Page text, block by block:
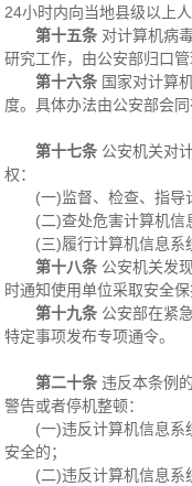
24小时内向当地县级以上
第十五条 对计算机病
研究工作，由公安部归口管
第十六条 国家对计算
度。具体办法由公安部会同
第十七条 公安机关对
权：
(一)监督、检查、指导
(二)查处危害计算机信
(三)履行计算机信息系
第十八条 公安机关发
时通知使用单位采取安全保
第十九条 公安部在紧
特定事项发布专项通令。
第二十条 违反本条例
警告或者停机整顿：
(一)违反计算机信息系
安全的；
(二)违反计算机信息系